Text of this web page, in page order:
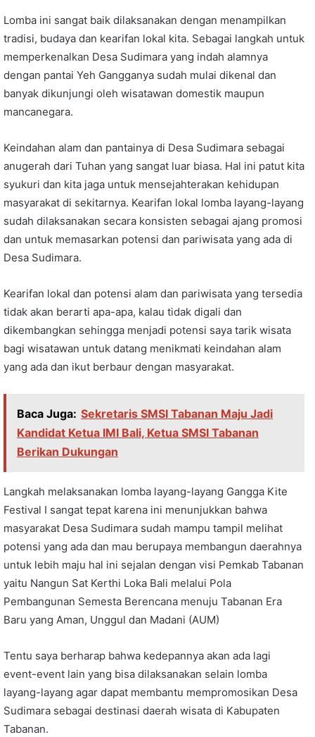
Lomba ini sangat baik dilaksanakan dengan menampilkan
tradisi, budaya dan kearifan lokal kita. Sebagai langkah untuk
memperkenalkan Desa Sudimara yang indah alamnya
dengan pantai Yeh Gangganya sudah mulai dikenal dan
banyak dikunjungi oleh wisatawan domestik maupun
mancanegara.
Keindahan alam dan pantainya di Desa Sudimara sebagai
anugerah dari Tuhan yang sangat luar biasa. Hal ini patut kita
syukuri dan kita jaga untuk mensejahterakan kehidupan
masyarakat di sekitarnya. Kearifan lokal lomba layang-layang
sudah dilaksanakan secara konsisten sebagai ajang promosi
dan untuk memasarkan potensi dan pariwisata yang ada di
Desa Sudimara.
Kearifan lokal dan potensi alam dan pariwisata yang tersedia
tidak akan berarti apa-apa, kalau tidak digali dan
dikembangkan sehingga menjadi potensi saya tarik wisata
bagi wisatawan untuk datang menikmati keindahan alam
yang ada dan ikut berbaur dengan masyarakat.
Baca Juga: Sekretaris SMSI Tabanan Maju Jadi
Kandidat Ketua IMI Bali, Ketua SMSI Tabanan
Berikan Dukungan
Langkah melaksanakan lomba layang-layang Gangga Kite
Festival I sangat tepat karena ini menunjukkan bahwa
masyarakat Desa Sudimara sudah mampu tampil melihat
potensi yang ada dan mau berupaya membangun daerahnya
untuk lebih maju hal ini sejalan dengan visi Pemkab Tabanan
yaitu Nangun Sat Kerthi Loka Bali melalui Pola
Pembangunan Semesta Berencana menuju Tabanan Era
Baru yang Aman, Unggul dan Madani (AUM)
Tentu saya berharap bahwa kedepannya akan ada lagi
event-event lain yang bisa dilaksanakan selain lomba
layang-layang agar dapat membantu mempromosikan Desa
Sudimara sebagai destinasi daerah wisata di Kabupaten
Tabanan.